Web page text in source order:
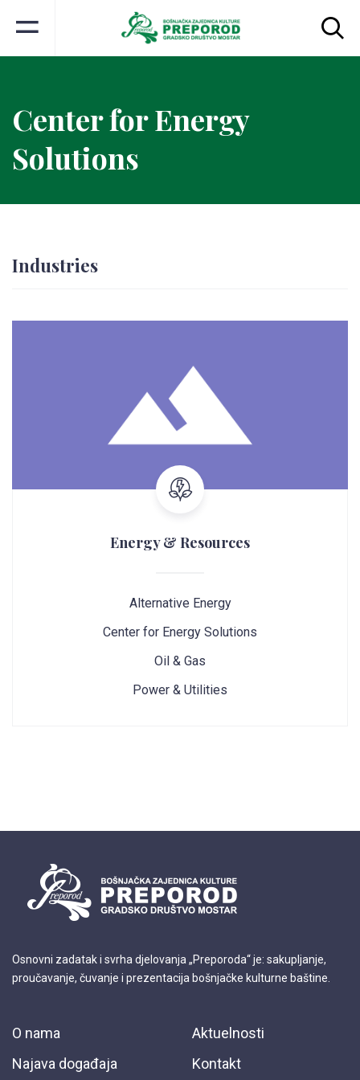
Center for Energy
Solutions
Industries
Energy & Resources
Alternative Energy
Center for Energy Solutions
Oil & Gas
Power & Utilities
Osnovni zadatak i svrha djelovanja „Preporoda“ je: sakupljanje,
proučavanje, čuvanje i prezentacija bošnjačke kulturne baštine.
O nama
Aktuelnosti
Najava događaja
Kontakt